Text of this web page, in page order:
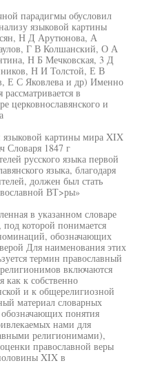
парадигмы обусловил
языковой картины
Н Д Арутюнова, А
Г В Колшанский, О А
Н Б Мечковская, 3 Д
Н И Толстой, Е В
С Яковлева и др) Именно
в
церковнославянского и
языковой картины мира XIX
Словаря 1847 г
русского языка первой
языка, благодаря
должен был стать
ВТ>ры»
в указанном словаре
под которой понимается
обозначающих
Для наименования этих
термин православный
включаются
как к собственно
и к общерелигиозной
материал словарных
понятия
нами для
религионимами),
православной веры
XIX в